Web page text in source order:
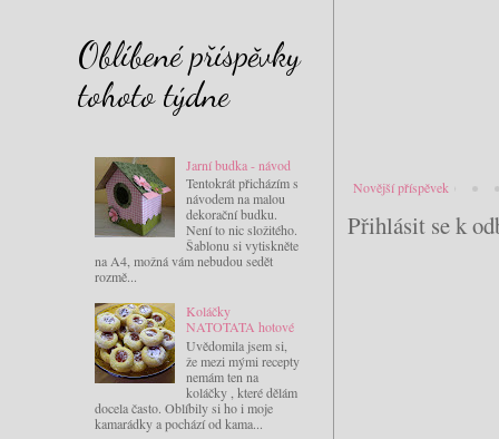
Novější příspěvek
Přihlásit se k
Oblíbené příspěvky
tohoto týdne
Jarní budka - návod
Tentokrát přicházím s
návodem na malou
dekorační budku.
Není to nic složitého.
Šablonu si vytiskněte
na A4, možná vám nebudou sedět
rozmě...
Koláčky
NATOTATA hotové
Uvědomila jsem si,
že mezi mými recepty
nemám ten na
koláčky , které dělám
docela často. Oblíbily si ho i moje
kamarádky a pochází od kama...